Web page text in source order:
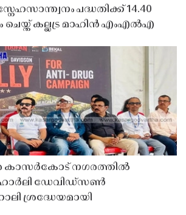
പദ്ധതിക്ക് 14.40
ചെയ്ത് കല്ലട്ര മാഹിൻ എംഎൽഎ
കാസർകോട് നഗരത്തിൽ
ഹാർലി ഡേവിഡ്‌സൺ
ശ്രദ്ധേയമായി